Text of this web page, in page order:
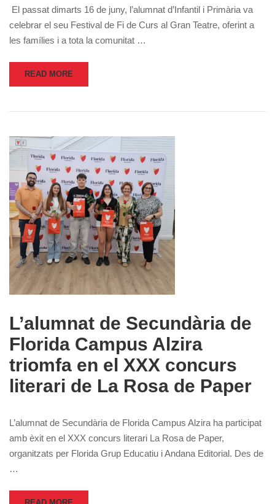
El passat dimarts 16 de juny, l’alumnat d’Infantil i Primària va
celebrar el seu Festival de Fi de Curs al Gran Teatre, oferint a
les famílies i a tota la comunitat …
READ MORE
L’alumnat de Secundària de
Florida Campus Alzira
triomfa en el XXX concurs
literari de La Rosa de Paper
L’alumnat de Secundària de Florida Campus Alzira ha participat
amb èxit en el XXX concurs literari La Rosa de Paper,
organitzats per Florida Grup Educatiu i Andana Editorial. Des de
…